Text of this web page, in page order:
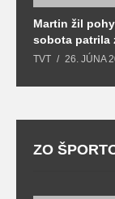
Martin žil
sobota patrila
TVT 26. JÚNA
ZO